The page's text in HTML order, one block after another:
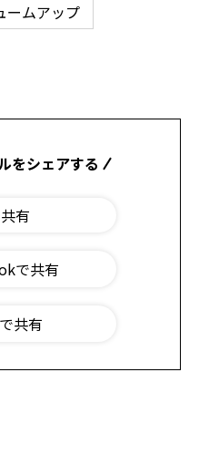
ームアップ
をシェアする
有
で共有
共有